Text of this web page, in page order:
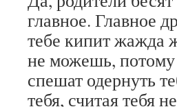
главное. Главное
тебе кипит жажда
не можешь, потому
спешат одернуть
тебя, считая тебя